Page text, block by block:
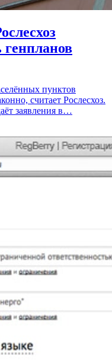
генпланов
пунктов
считает Рослесхоз.
заявления в…